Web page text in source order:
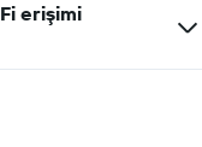
erişimi